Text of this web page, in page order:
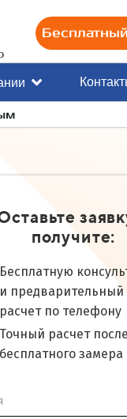
получите:
Бесплатную
и предварительный
расчет по телефону
Точный расчет после
бесплатного замера